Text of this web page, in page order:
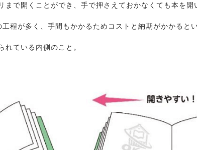
まで開くことができ、手で押さえておかなくても本を開
程が多く、手間もかかるためコストと納期がかかると
れている内側のこと。